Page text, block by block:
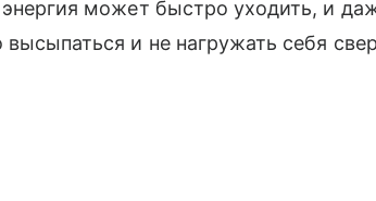
может быстро уходить, и
и не нагружать себя